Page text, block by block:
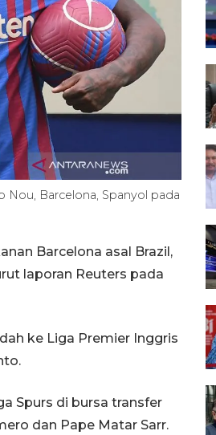
Nou, Barcelona, Spanyol pada
Barcelona asal Brazil,
laporan Reuters pada
ke Liga Premier Inggris
Spurs di bursa transfer
dan Pape Matar Sarr.